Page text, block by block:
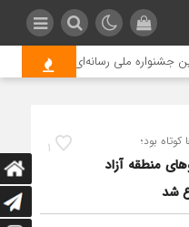
جشنواره ملی رسانه‌ای چای
1 بود؛
منطقه آزاد
شد